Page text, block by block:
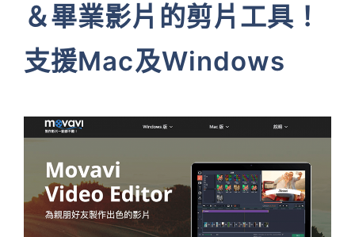
＆畢業影片的剪片工具！
支援Mac及Windows